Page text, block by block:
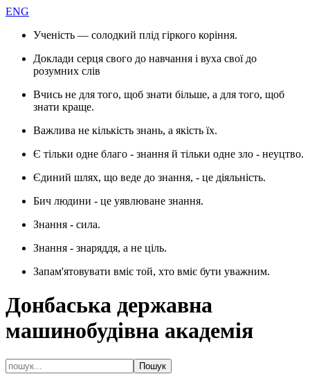
ENG
Ученість — солодкий плід гіркого коріння.
Доклади серця свого до навчання і вуха свої до
розумних слів
Вчись не для того, щоб знати більше, а для того, щоб
знати краще.
Важлива не кількість знань, а якість їх.
Є тільки одне благо - знання й тільки одне зло - неуцтво.
Єдиний шлях, що веде до знання, - це діяльність.
Бич людини - це уявлюване знання.
Знання - сила.
Знання - знаряддя, а не ціль.
Запам'ятовувати вміє той, хто вміє бути уважним.
Донбаська державна
машинобудівна академія